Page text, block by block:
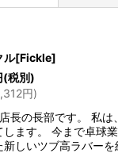
絞り込む
ル[Fickle]
(税別)
円)
長の長部です。 私は
します。 今まで卓球
新しいツブ高ラバー